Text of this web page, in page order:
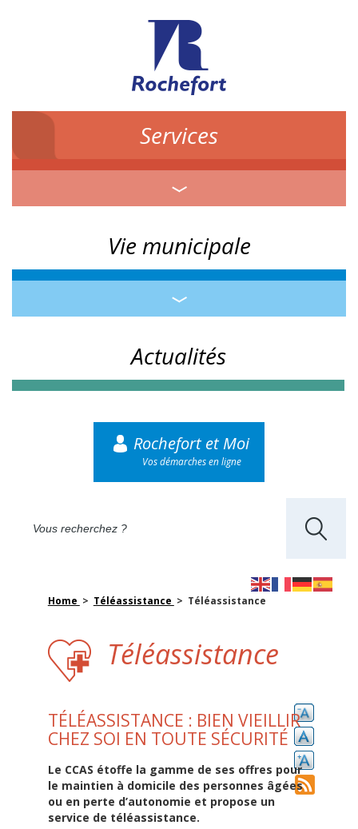
Services
Vie municipale
Actualités
Rochefort et Moi
Vos démarches en ligne
Home > Téléassistance > Téléassistance
Téléassistance
TÉLÉASSISTANCE : BIEN VIEILLIR
CHEZ SOI EN TOUTE SÉCURITÉ
Le CCAS étoffe la gamme de ses offres pour
le maintien à domicile des personnes âgées
ou en perte d’autonomie et propose un
service de téléassistance.